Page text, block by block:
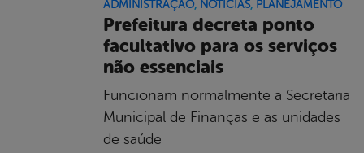
ADMINISTRAÇÃO, NOTÍCIAS, PLANEJAMENTO
Prefeitura decreta ponto
facultativo para os serviços
não essenciais
Funcionam normalmente a Secretaria
Municipal de Finanças e as unidades
de saúde